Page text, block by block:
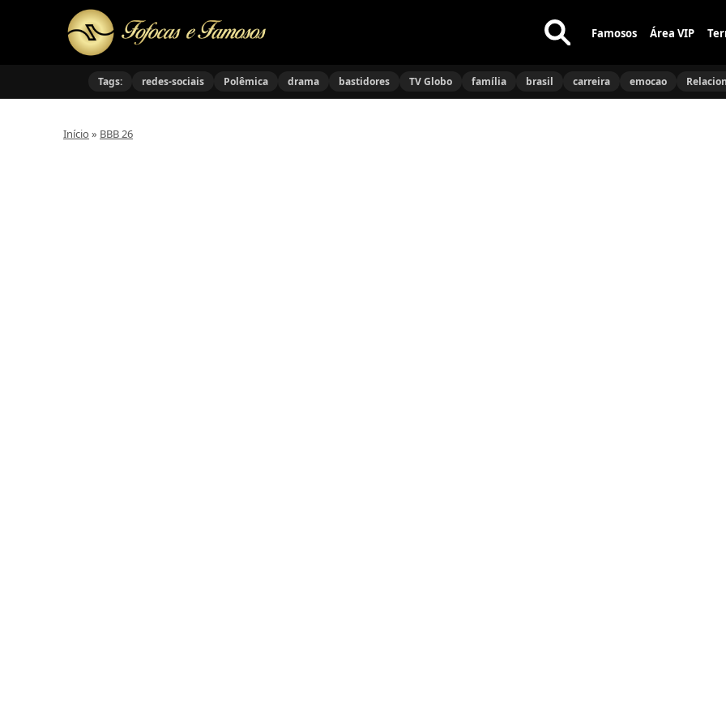
Buscar
no
Famosos Área VIP
Tags: redes-sociais Polêmica drama bastidores TV Globo família brasil carreira emocao
Início » BBB 26